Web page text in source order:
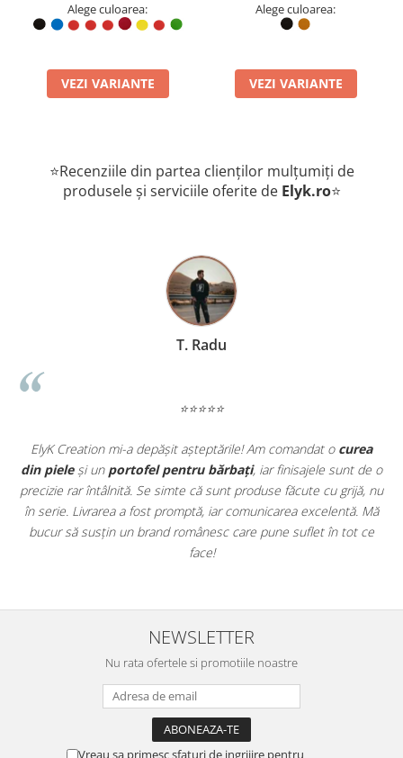
ușa ta. Calitatea se simte la fiecare atingere!
PIELE NATURALĂ ITALIANĂ: Fabricată din piele de înaltă
calitate tăbăcită în Italia, asigurând o durabilitate superioară și
un aspect premium constant.
LUCRATĂ MANUAL ÎN ROMÂNIA:Fiecare geantă Mony este
realizată cu mândrie în atelierul nostru din Ploiești,
DETALII FINISATE MANUAL:
Marginile sunt vopsite cu grijă
rezistență sporită la uzură.
DESIGN MINIMALIST ELEGANT:Liniile curate și structura
simplă fac din această geantă accesoriul perfect pentru orice
context, de la evenimente formale la ieșiri casual.
DIMENSIUNI OPTIME:Cu o mărime de 20 x 16 x 4 cm, geanta
Alege culoarea:
VEZI VARIANTE
Alege culoarea:
VEZI VARIANTE
⭐Recenziile din partea clienților mulțumiți de
produsele și serviciile oferite de Elyk.ro⭐
T. Radu
⭐⭐⭐⭐⭐
ElyK Creation mi-a depășit așteptările! Am comandat o curea
din pieleși un portofel pentru bărbați, iar finisajele sunt de o
precizie rar întâlnită. Se simte că sunt produse făcute cu grijă, nu
în serie. Livrarea a fost promptă, iar comunicarea excelentă. Mă
bucur să susțin un brand românesc care pune suflet în tot ce
face!
NEWSLETTER
Nu rata ofertele si promotiile noastre
Vreau sa primesc sfaturi de ingrijire pentru